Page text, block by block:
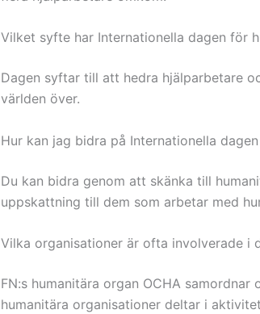
Vilket syfte har Internationella dagen för
Dagen syftar till att hedra hjälparbetare
världen över.
Hur kan jag bidra på Internationella
Du kan bidra genom att skänka till
uppskattning till dem som arbetar med
Vilka organisationer är ofta involverade i
FN:s humanitära organ OCHA
humanitära organisationer deltar i